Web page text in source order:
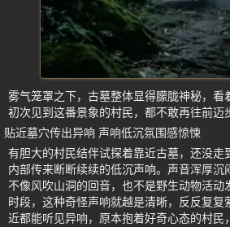
雾气笼罩之下，古墓整体显得朦胧神秘，看
初次见到这番景象的村民，都不敢再往前迈
贴近墓穴传出异响 声响低沉氛围感惊悚
有胆大的村民结伴试探着靠近古墓，还没走
内部传来断断续续的低沉声响。声音浑厚沉
不像风吹山洞的回音，也不是野生动物活动
时段，这种奇怪声响就越是清晰，反反复复
近都能听见异响，原本抱着好奇心态的村民